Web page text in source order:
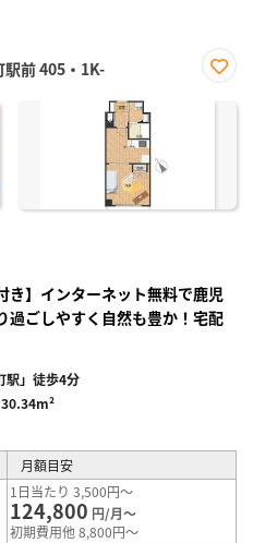
前 405・1K-
に入
き】インターネット無料で鹿児
過ごしやすく自然も豊か！宅配
駅」徒歩4分
30.34m²
月額目安
1日当たり 3,500円～
124,800 円/月～
初期費用他 8,800円～